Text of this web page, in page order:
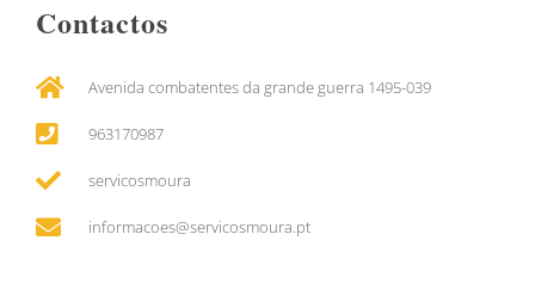
Contactos
Avenida combatentes da grande guerra 1495-039
963170987
servicosmoura
informacoes@servicosmoura.pt